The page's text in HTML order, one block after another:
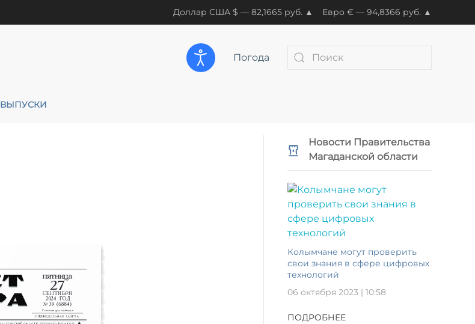
Доллар США $ — 82,1665 руб. ▲ Евро € — 94,8366 руб. ▲
Погода
ВЫПУСКИ
Новости Правительства
Магаданской области
Колымчане могут проверить
свои знания в сфере цифровых
технологий
06 октября 2023 | 10:58
ПОДРОБНЕЕ